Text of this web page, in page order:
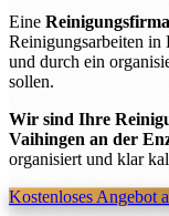
Eine
Reinigungsarbeiten in
und durch ein
sollen.
Wir sind Ihre
Vaihingen an der
organisiert und klar
Kostenloses Angebot